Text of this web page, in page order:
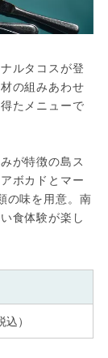
ルタコスが登
の組みあわせ
たメニューで
が特徴の島ス
ボカドとマー
の味を用意。南
食体験が楽し
）